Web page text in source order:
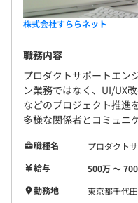
株式会社すららネット
職務内容
プロダクトサポートエン
ン業務ではなく、UI/UX
などのプロジェクト推進
多様な関係者とコミュニ
職種名
プロダクト
給与
500万 〜
勤務地
東京都千代